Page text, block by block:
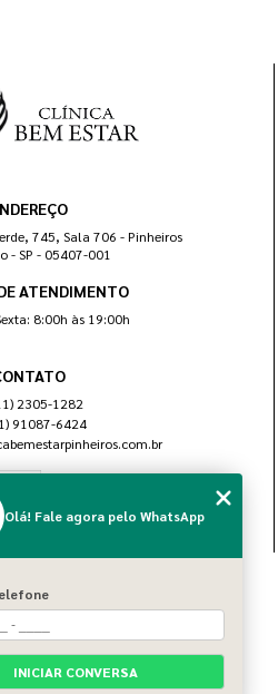
745, Sala 706 - Pinheiros
- SP - 05407-001
ATENDIMENTO
8:00h às 19:00h
2305-1282
91087-6424
Home
Sobre nós
Blog
Serviços
Olá! Fale agora pelo WhatsApp
INICIAR CONVERSA